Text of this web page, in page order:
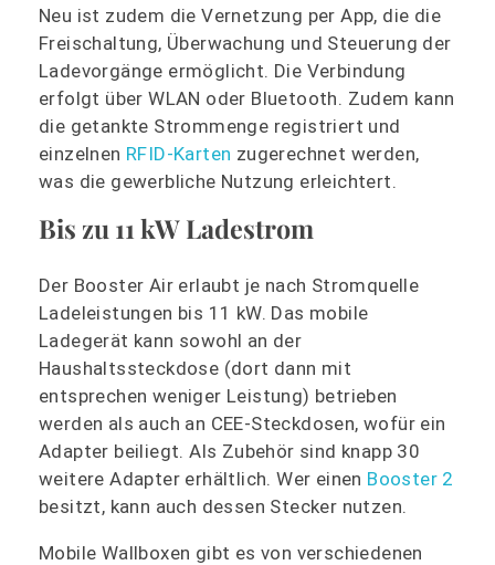
Neu ist zudem die Vernetzung per App, die die
Freischaltung, Überwachung und Steuerung der
Ladevorgänge ermöglicht. Die Verbindung
erfolgt über WLAN oder Bluetooth. Zudem kann
die getankte Strommenge registriert und
einzelnen RFID-Karten zugerechnet werden,
was die gewerbliche Nutzung erleichtert.
Bis zu 11 kW Ladestrom
Der Booster Air erlaubt je nach Stromquelle
Ladeleistungen bis 11 kW. Das mobile
Ladegerät kann sowohl an der
Haushaltssteckdose (dort dann mit
entsprechen weniger Leistung) betrieben
werden als auch an CEE-Steckdosen, wofür ein
Adapter beiliegt. Als Zubehör sind knapp 30
weitere Adapter erhältlich. Wer einen Booster 2
besitzt, kann auch dessen Stecker nutzen.
Mobile Wallboxen gibt es von verschiedenen